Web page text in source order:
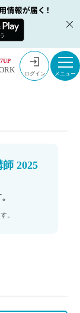
ログイン
2025
。